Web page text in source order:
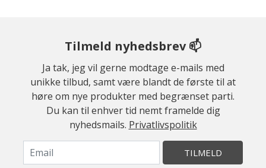
Tilmeld nyhedsbrev 📫
Ja tak, jeg vil gerne modtage e-mails med
unikke tilbud, samt være blandt de første til at
høre om nye produkter med begrænset parti.
Du kan til enhver tid nemt framelde dig
nyhedsmails. Privatlivspolitik
TILMELD